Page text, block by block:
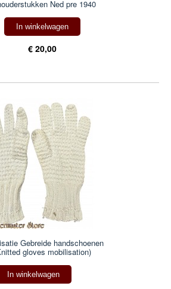
Ned pre 1940
In winkelwagen
€ 20,00
Gebreide handschoenen
gloves mobilisation)
In winkelwagen